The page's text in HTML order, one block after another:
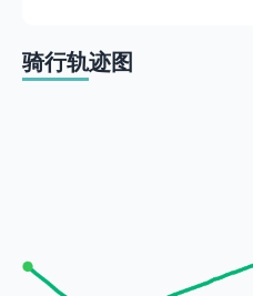
骑行轨迹图